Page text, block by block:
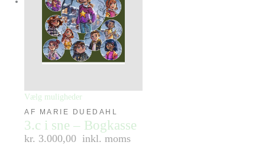
Vælg muligheder
AF MARIE DUEDAHL
3.c i sne – Bogkasse
kr. 3.000,00 inkl. moms